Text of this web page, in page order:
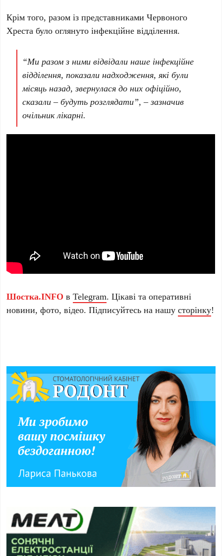
Крім того, разом із представниками Червоного
Хреста було оглянуто інфекційне відділення.
“Ми разом з ними відвідали наше інфекційне
відділення, показали надходження, які були
місяць назад, звернулася до них офіційно,
сказали – будуть розглядати”, – зазначив
очільник лікарні.
Шостка.INFO вTelegram. Цікаві та оперативні
новини, фото, відео. Підписуйтесь на нашусторінку!